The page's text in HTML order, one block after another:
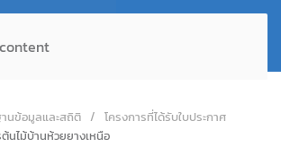
นข้อมูลและสถิติ
โครงการที่ได้รับใบประกาศ
นไม้บ้านห้วยยางเหนือ